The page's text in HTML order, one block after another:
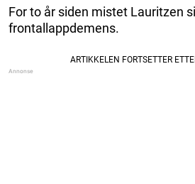
For to år siden mistet Lauritzen
frontallappdemens.